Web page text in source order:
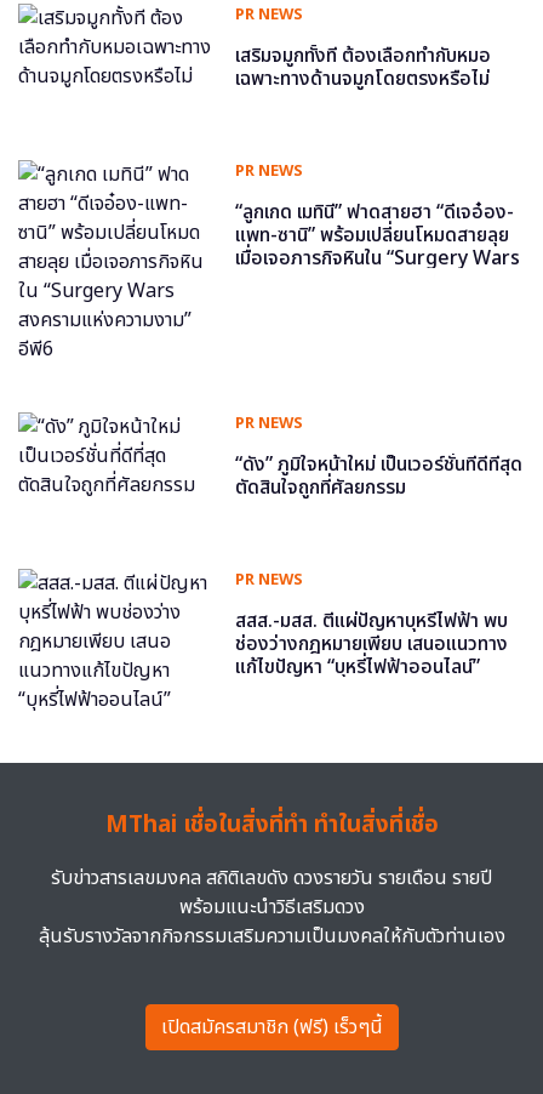
PR NEWS
เสริมจมูกทั้งที ต้องเลือกทำกับหมอ
เฉพาะทางด้านจมูกโดยตรงหรือไม่
PR NEWS
“ลูกเกด เมทินี” ฟาดสายฮา “ดีเจอ๋อง-
แพท-ซานิ” พร้อมเปลี่ยนโหมดสายลุย
เมื่อเจอภารกิจหินใน “Surgery Wars
PR NEWS
“ดัง” ภูมิใจหน้าใหม่ เป็นเวอร์ชั่นที่ดีที่สุด
ตัดสินใจถูกที่ศัลยกรรม
PR NEWS
สสส.-มสส. ตีแผ่ปัญหาบุหรี่ไฟฟ้า พบ
ช่องว่างกฎหมายเพียบ เสนอแนวทาง
แก้ไขปัญหา “บุหรี่ไฟฟ้าออนไลน์”
MThai เชื่อในสิ่งที่ทำ ทำในสิ่งที่เชื่อ
รับข่าวสารเลขมงคล สถิติเลขดัง ดวงรายวัน รายเดือน รายปี
พร้อมแนะนำวิธีเสริมดวง
ลุ้นรับรางวัลจากกิจกรรมเสริมความเป็นมงคลให้กับตัวท่านเอง
เปิดสมัครสมาชิก (ฟรี) เร็วๆนี้